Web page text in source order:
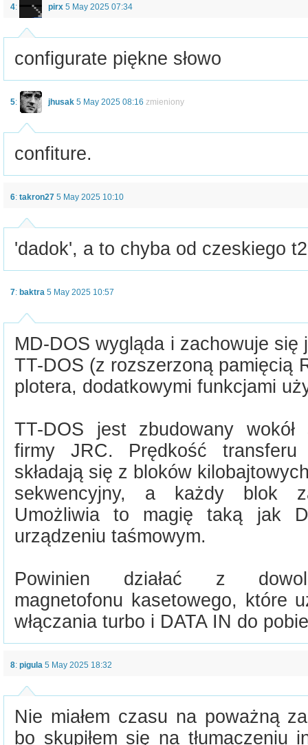
4: pirx 5 May 2025 07:34
configurate piękne słowo
5: jhusak 5 May 2025 08:16 zmieniony
confiture.
6: takron27 5 May 2025 10:10
'dadok', a to chyba od czeskiego
7: baktra 5 May 2025 10:57
MD-DOS wygląda i zachowuje się
TT-DOS (z rozszerzoną pamięcią
plotera, dodatkowymi funkcjami
TT-DOS jest zbudowany
firmy JRC. Prędkość
składają się z bloków
sekwencyjny, a każdy blok
Umożliwia to magię taką jak
urządzeniu taśmowym.
Powinien działać z
magnetofonu kasetowego, które
włączania turbo i DATA IN do
8: pigula 5 May 2025 18:32
Nie miałem czasu na poważną
bo skupiłem się na tłumaczeniu